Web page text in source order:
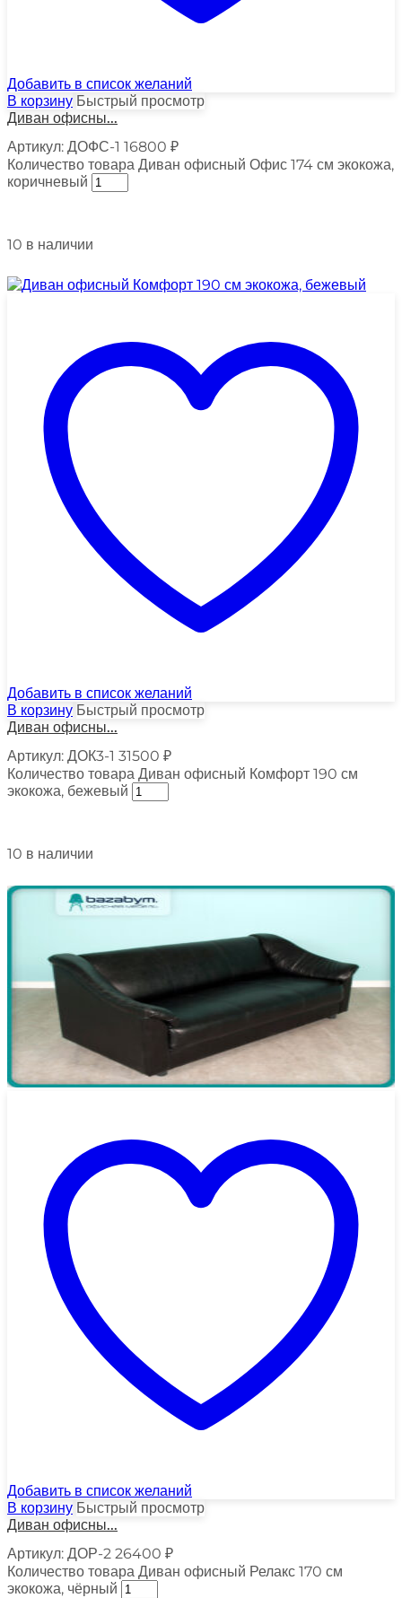
Добавить в список желаний
В корзину Быстрый просмотр
Диван офисны...
Артикул: ДОФС-1 16800 ₽
Количество товара Диван офисный Офис 174 см экокожа,
коричневый
10 в наличии
Добавить в список желаний
В корзину Быстрый просмотр
Диван офисны...
Артикул: ДОК3-1 31500 ₽
Количество товара Диван офисный Комфорт 190 см
экокожа, бежевый
10 в наличии
Добавить в список желаний
В корзину Быстрый просмотр
Диван офисны...
Артикул: ДОР-2 26400 ₽
Количество товара Диван офисный Релакс 170 см
экокожа, чёрный